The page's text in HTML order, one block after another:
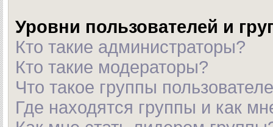
Уровни пользователей и
Кто такие администраторы?
Кто такие модераторы?
Что такое группы
Где находятся группы и как